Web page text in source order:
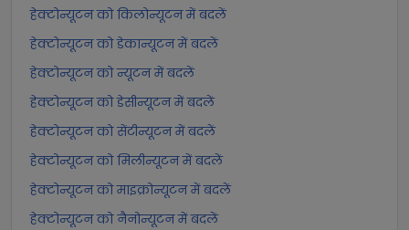
हेक्टोन्यूटन को किलोन्यूटन में बदलें
हेक्टोन्यूटन को डेकान्यूटन में बदलें
हेक्टोन्यूटन को न्यूटन में बदलें
हेक्टोन्यूटन को डेसीन्यूटन में बदलें
हेक्टोन्यूटन को सेंटीन्यूटन में बदलें
हेक्टोन्यूटन को मिलीन्यूटन में बदलें
हेक्टोन्यूटन को माइक्रोन्यूटन में बदलें
हेक्टोन्यूटन को नैनोन्यूटन में बदलें